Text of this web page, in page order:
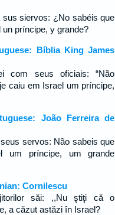
siervos: ¿No sabéis que
príncipe, y grande?
Bíblia King James
com seus oficiais: “Não
caiu em Israel um príncipe,
João Ferreira de
servos: Não sabeis que
um príncipe, um grande
Cornilescu
săi: ,,Nu ştiţi că o
a căzut astăzi în Israel?